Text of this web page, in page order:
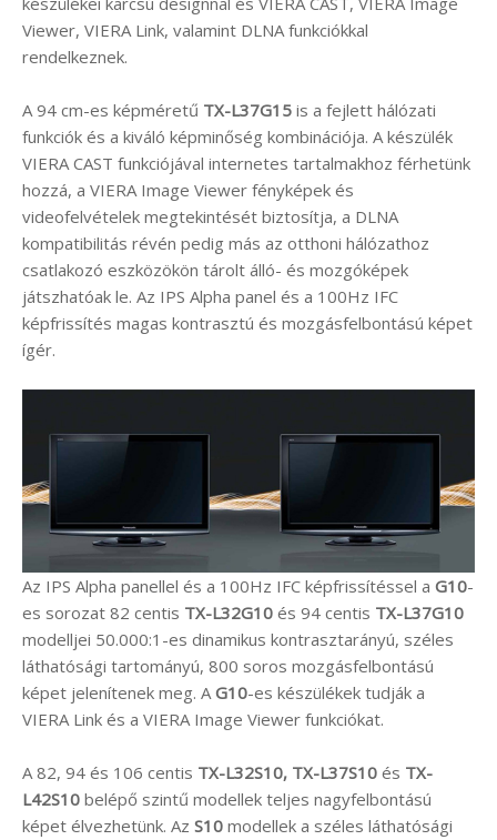
Viewer, VIERA Link, valamint DLNA funkciókkal
rendelkeznek.
A 94 cm-es képméretű TX-L37G15 is a fejlett hálózati
funkciók és a kiváló képminőség kombinációja. A készülék
VIERA CAST funkciójával internetes tartalmakhoz férhetünk
hozzá, a VIERA Image Viewer fényképek és
videofelvételek megtekintését biztosítja, a DLNA
kompatibilitás révén pedig más az otthoni hálózathoz
csatlakozó eszközökön tárolt álló- és mozgóképek
játszhatóak le. Az IPS Alpha panel és a 100Hz IFC
képfrissítés magas kontrasztú és mozgásfelbontású képet
ígér.
Az IPS Alpha panellel és a 100Hz IFC képfrissítéssel a G10-
es sorozat 82 centis TX-L32G10 és 94 centis TX-L37G10
modelljei 50.000:1-es dinamikus kontrasztarányú, széles
láthatósági tartományú, 800 soros mozgásfelbontású
képet jelenítenek meg. AG10-es készülékek tudják a
VIERA Link és a VIERA Image Viewer funkciókat.
A 82, 94 és 106 centis TX-L32S10, TX-L37S10 és TX-
L42S10 belépő szintű modellek teljes nagyfelbontású
képet élvezhetünk. Az S10 modellek a széles láthatósági